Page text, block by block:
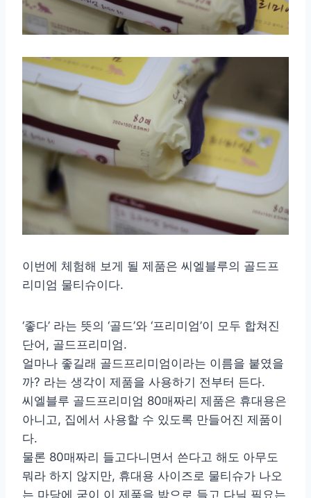
이번에 체험해 보게 될 제품은 씨엘블루의 골드프
리미엄 물티슈이다.
‘좋다’ 라는 뜻의 ‘골드’와 ‘프리미엄’이 모두 합쳐진
단어, 골드프리미엄.
얼마나 좋길래 골드프리미엄이라는 이름을 붙였을
까? 라는 생각이 제품을 사용하기 전부터 든다.
씨엘블루 골드프리미엄 80매짜리 제품은 휴대용은
아니고, 집에서 사용할 수 있도록 만들어진 제품이
다.
물론 80매짜리 들고다니면서 쓴다고 해도 아무도
뭐라 하지 않지만, 휴대용 사이즈로 물티슈가 나오
는 마당에 굳이 이 제품을 밖으로 들고 다닐 필요는